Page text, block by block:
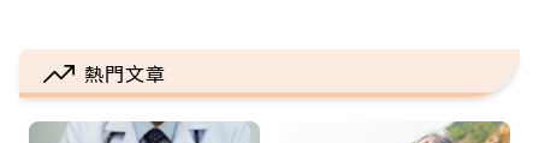
熱門文章